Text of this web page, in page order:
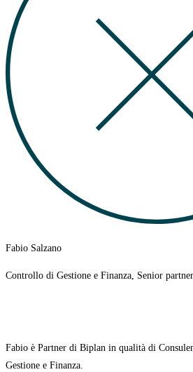
Fabio Salzano
Controllo di Gestione e Finanza, Senior partner
Fabio è Partner di Biplan in qualità di
Gestione e Finanza.